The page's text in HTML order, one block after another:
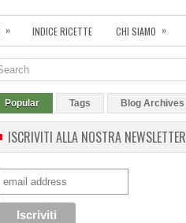
» INDICE RICETTE CHI SIAMO »
Popular Tags Blog Archives
ISCRIVITI ALLA NOSTRA NEWSLETTER